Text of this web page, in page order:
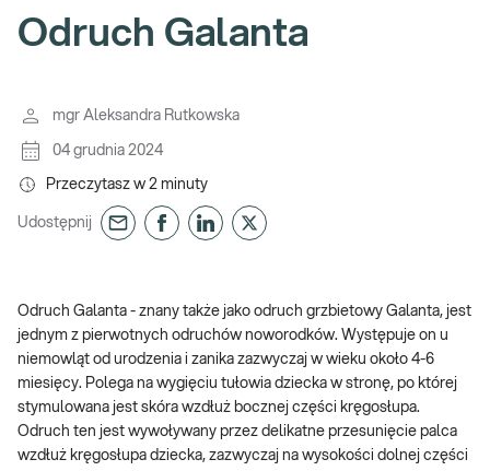
Odruch Galanta
mgr Aleksandra Rutkowska
04 grudnia 2024
Przeczytasz w 2 minuty
Udostępnij
Odruch Galanta - znany także jako odruch grzbietowy Galanta, jest
jednym z pierwotnych odruchów noworodków. Występuje on u
niemowląt od urodzenia i zanika zazwyczaj w wieku około 4-6
miesięcy. Polega na wygięciu tułowia dziecka w stronę, po której
stymulowana jest skóra wzdłuż bocznej części kręgosłupa.
Odruch ten jest wywoływany przez delikatne przesunięcie palca
wzdłuż kręgosłupa dziecka, zazwyczaj na wysokości dolnej części